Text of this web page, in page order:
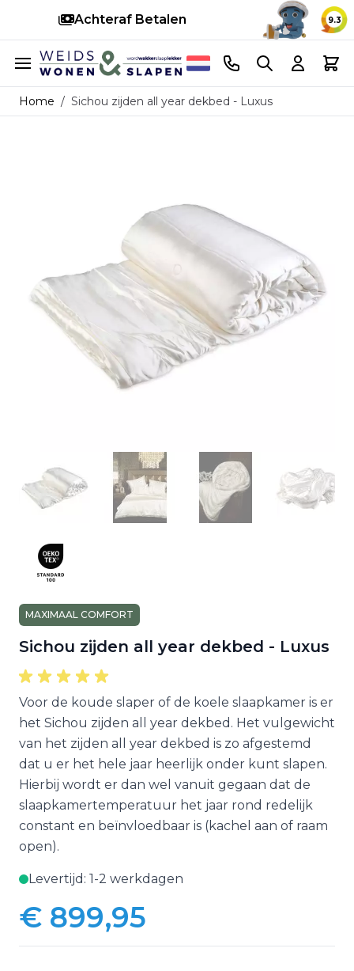
Snelle levering 14
9.3
Ga naar de inhoud
Telefoonnummer
Search Cart
Home / Sichou zijden all year dekbed - Luxus
MAXIMAAL COMFORT
Sichou zijden all year dekbed - Luxus
Voor de koude slaper of de koele slaapkamer is er
het Sichou zijden all year dekbed. Het vulgewicht
van het zijden all year dekbed is zo afgestemd
dat u er het hele jaar heerlijk onder kunt slapen.
Hierbij wordt er dan wel vanuit gegaan dat de
slaapkamertemperatuur het jaar rond redelijk
constant en beïnvloedbaar is (kachel aan of raam
open).
Levertijd: 1-2 werkdagen
Vanaf:
€ 899,95